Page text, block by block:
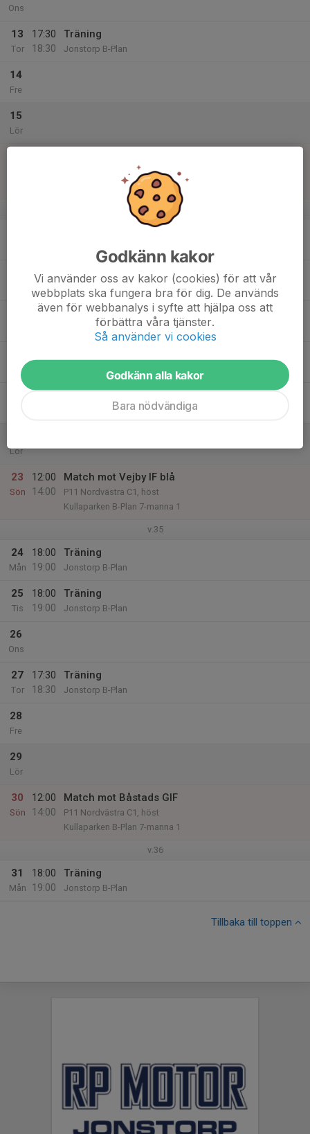
Ons
13
Tor
17:30
18:30
Träning
Jonstorp B-Plan
14
Fre
15
Lör
P11 Nordvästra C1, höst
Västra Karups IP C-plan 7-manna
v.34
18:00
19:00
Träning
Jonstorp B-Plan
Tor Jonstorp B-Plan
Lör
23
Sön
12:00
14:00
Match mot Vejby IF blå
P11 Nordvästra C1, höst
Kullaparken B-Plan 7-manna 1
v.35
24
Mån
18:00
19:00
Träning
Jonstorp B-Plan
25
Tis
18:00
19:00
Träning
Jonstorp B-Plan
26
Ons
27
Tor
17:30
18:30
Träning
Jonstorp B-Plan
28
Fre
29
Lör
30
Sön
12:00
14:00
Match mot Båstads GIF
P11 Nordvästra C1, höst
Kullaparken B-Plan 7-manna 1
v.36
31
Mån
18:00
19:00
Träning
Jonstorp B-Plan
Tillbaka till toppen
Godkänn kakor
Vi använder oss av kakor (cookies) för att vår
webbplats ska fungera bra för dig. De används
även för webbanalys i syfte att hjälpa oss att
förbättra våra tjänster.
Så använder vi cookies
Godkänn alla kakor
Bara nödvändiga